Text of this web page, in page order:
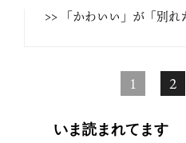
>> 「かわいい」が「別れ
1 2
いま読まれてます